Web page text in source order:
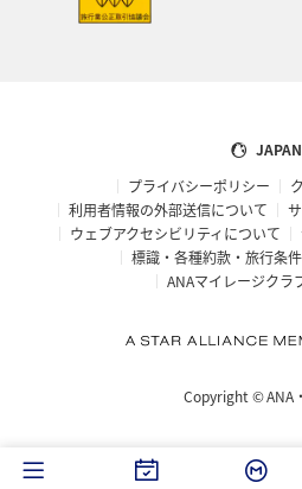
愛媛県 福島県
メジナ 青森県
オーストラリア ドイツ
ANAのふるさと納税 クロダイ
イギリス 京都府
メキシコ 韓国
JAPAN
プライバシーポリシー
利用者情報の外部送信について
ウェブアクセシビリティについて
標識・各種約款・旅行条
ANAマイレージクラ
Copyright ©ANA